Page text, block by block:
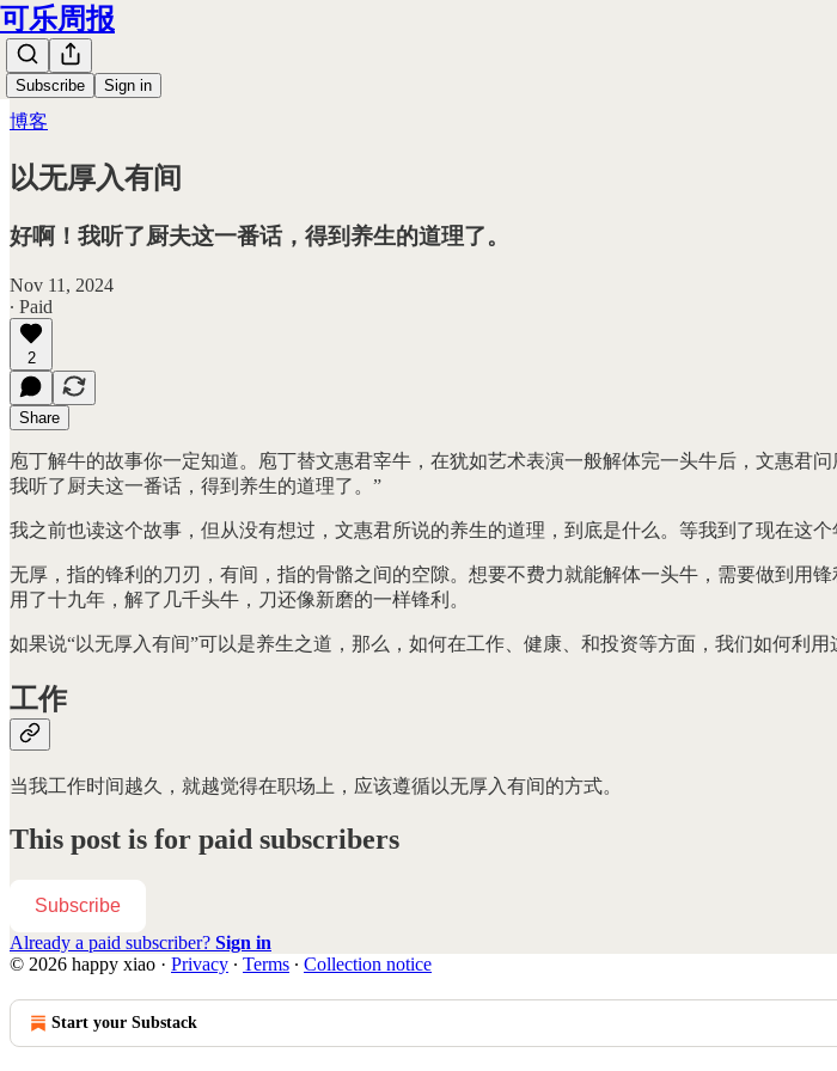
可乐周报
Subscribe Sign in
博客
以无厚入有间
好啊！我听了厨夫这一番话，得到养生的道理了。
Nov 11, 2024
∙ Paid
2
Share
庖丁解牛的故事你一定知道。庖丁替文惠君宰牛，在犹如艺术表演一般解体完一头牛后，文惠君
我听了厨夫这一番话，得到养生的道理了。”
我之前也读这个故事，但从没有想过，文惠君所说的养生的道理，到底是什么。等我到了现在这
无厚，指的锋利的刀刃，有间，指的骨骼之间的空隙。想要不费力就能解体一头牛，需要做到用
用了十九年，解了几千头牛，刀还像新磨的一样锋利。
如果说“以无厚入有间”可以是养生之道，那么，如何在工作、健康、和投资等方面，我们如何利用
工作
当我工作时间越久，就越觉得在职场上，应该遵循以无厚入有间的方式。
This post is for paid subscribers
Subscribe
Already a paid subscriber? Sign in
© 2026 happy xiao · Privacy ∙ Terms ∙ Collection notice
Start your Substack